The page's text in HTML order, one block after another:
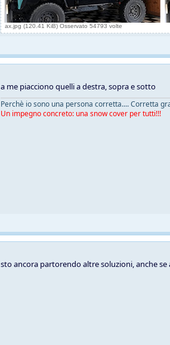
ax.jpg (120.41 KiB) Osservato 54793 volte
a me piacciono quelli a destra, sopra e sotto
Perchè io sono una persona corretta.... Corretta
Un impegno concreto: una snow cover per tutti!!!
sto ancora partorendo altre soluzioni, anche